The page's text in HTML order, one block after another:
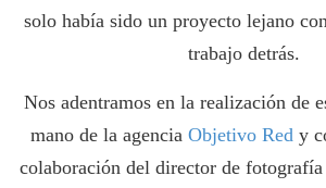
solo había sido un proyecto lejano
trabajo detrás.
Nos adentramos en la realización de
mano de la agencia Objetivo Redy
colaboración del director de